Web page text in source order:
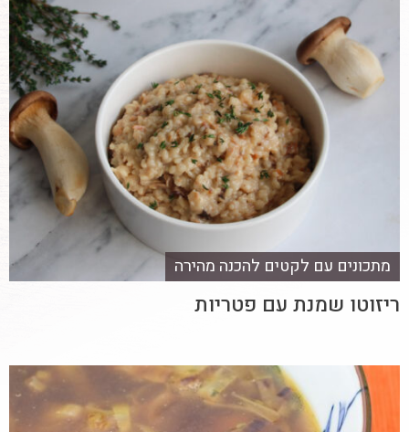
מתכונים עם לקטים להכנה מהירה
ריזוטו שמנת עם פטריות